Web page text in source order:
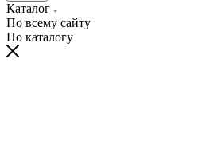
Каталог
По всему сайту
По каталогу